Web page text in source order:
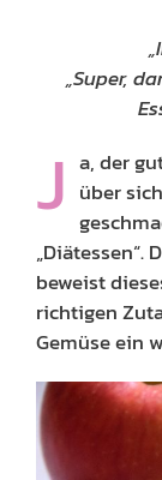
„Super,
J a, der
über
„Diätessen“.
beweist
richtigen
Gemüse ein